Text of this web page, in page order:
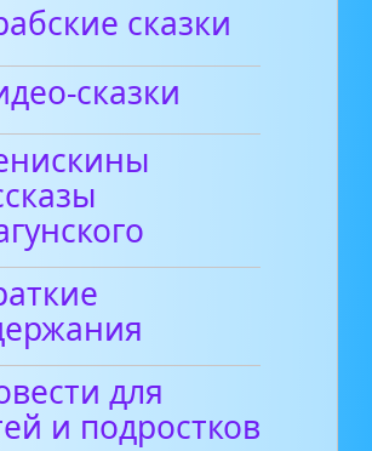
сказки
сказки
для
и подростков